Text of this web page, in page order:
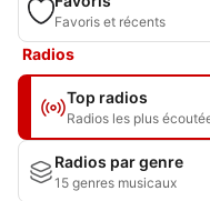
Favoris et récents
Radios
Top radios
Radios les plus
Radios par genre
15 genres musicaux